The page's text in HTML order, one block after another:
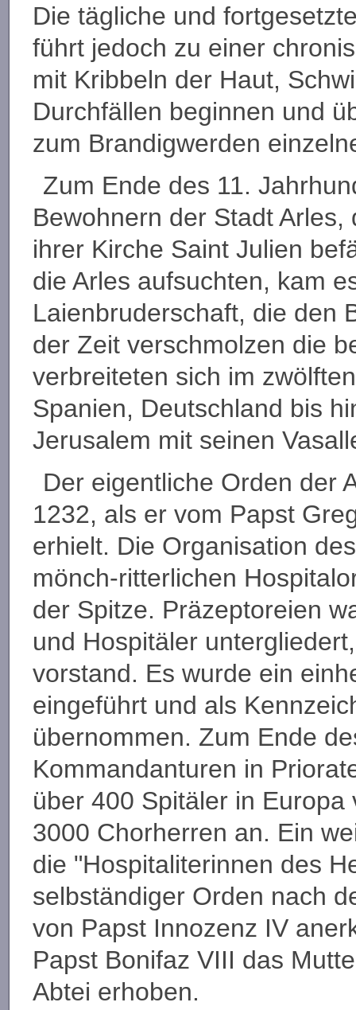
Die tägliche und
führt jedoch zu einer
mit Kribbeln der Haut,
Durchfällen beginnen und
zum Brandigwerden
Zum Ende des 11.
Bewohnern der Stadt
ihrer Kirche Saint Julien
die Arles aufsuchten, kam
Laienbruderschaft, die den
der Zeit verschmolzen die
verbreiteten sich im
Spanien, Deutschland bis
Jerusalem mit seinen
Der eigentliche Orden der
1232, als er vom Papst
erhielt. Die Organisation
mönch-ritterlichen
der Spitze. Präzeptoreien
und Hospitäler
vorstand. Es wurde ein
eingeführt und als
übernommen. Zum Ende
Kommandanturen in
über 400 Spitäler in
3000 Chorherren an. Ein
die "Hospitaliterinnen des
selbständiger Orden nach
von Papst Innozenz IV
Papst Bonifaz VIII das
Abtei erhoben.